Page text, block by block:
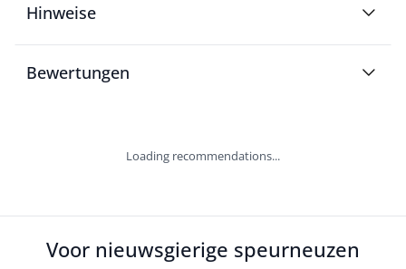
Hinweise
Bewertungen
Loading recommendations...
Voor nieuwsgierige speurneuzen